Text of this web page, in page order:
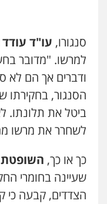
נוער
עו"ד
עו"ד
סנגורו, עו"ד
למרשו. "מדובר
ודברים אך הם לא
הסנגור, בחקירתו
ביטל את תלונתו.
לשחרר את מרשו
כך או כך, השופטת
שעיינה בחומרי
הצדדים, קבעה כי
עו"ד
פלילי
עו"ד
משפט